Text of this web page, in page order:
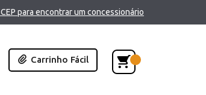
para encontrar um concessionário
Carrinho Fácil